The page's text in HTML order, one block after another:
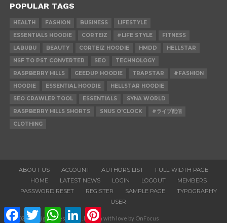
POPULAR TAGS
HEALTH FASHION BUSINESS
LIFESTYLE
ESSENTIALS HOODIE
CORTEIZ #LIFE STYLE
FITNESS
LABUBU
BEAUTY CORTEIZ HOODIE HMDD
HELLSTAR
NSF TO PST CONVERTER
SEO
TECHNOLOGY
RASPBERRY HILLS
GEEDUP HOODIE TRAPSTAR
#FASHION
HOODIE
ESSENTIAL HOODIE
HELLSTAR HOODIE
SEO CRAWLER TOOL
ESSENTIALS
SYNA WORLD
RASPBERRY HILLS SHORTS
SNUS O'CLOCK
#ライブ配信
CLOTHING
ABOUT US ACCOUNT AUTHORS LIST
FULL-WIDTH PAGE
HOME
LATEST NEWS LOGIN LOGOUT
MEMBERS
PASSWORD RESET
REGISTER SAMPLE PAGE
TYPOGRAPHY
USER
© 2020. All Rights Reserved. Design with love by OnFocus
FacebookTwitterWhatsApp
LinkedIn